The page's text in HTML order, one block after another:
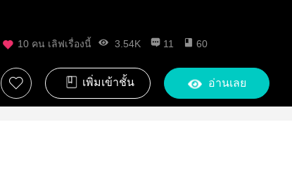
10 คน เลิฟเรื่องนี้ 3.54K 11 60
เพิ่มเข้าชั้น อ่านเลย